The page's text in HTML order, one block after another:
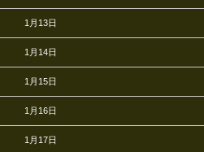
1月13日
1月14日
1月15日
1月16日
1月17日